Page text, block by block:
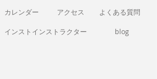
​カレンダー アクセス
インストインストラクター
よくある質問
blog